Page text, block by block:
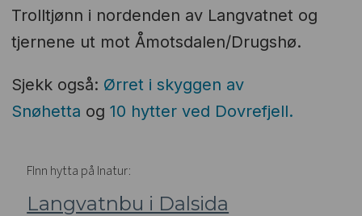
Trolltjønn i nordenden av Langvatnet og
tjernene ut mot Åmotsdalen/Drugshø.
Sjekk også: Ørret i skyggen av
Snøhetta og 10 hytter ved Dovrefjell.
FInn hytta på Inatur:
Langvatnbu i Dalsida